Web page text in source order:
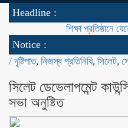
Headline :
শিক্ষা প্রতিষ্ঠানে যেনো
Notice :
/দৃষ্টিপাত, নিজস্ব প্রতিনিধি, সিলেট,
সিলেট ডেভেলাপমেন্ট
সভা অনুষ্টিত